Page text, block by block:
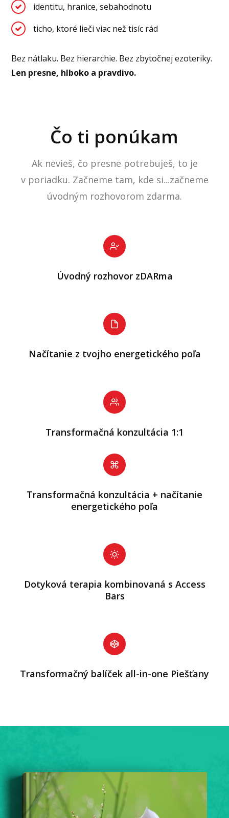
identitu, hranice, sebahodnotu
ticho, ktoré lieči viac než tisíc rád
Bez nátlaku. Bez hierarchie. Bez zbytočnej ezoteriky.
Len presne, hlboko a pravdivo.
Čo ti ponúkam
Ak nevieš, čo presne potrebuješ, to je
v poriadku. Začneme tam, kde si...začneme
úvodným rozhovorom zdarma.
Úvodný rozhovor zDARma
Načítanie z tvojho energetického poľa
Transformačná konzultácia 1:1
Transformačná konzultácia + načítanie
energetického poľa
Dotyková terapia kombinovaná s Access
Bars
Transformačný balíček all-in-one Piešťany